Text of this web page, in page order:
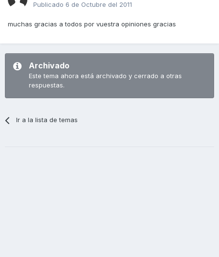
Publicado 6 de Octubre del 2011
muchas gracias a todos por vuestra opiniones gracias
Archivado
Este tema ahora está archivado y cerrado a otras
respuestas.
Ir a la lista de temas